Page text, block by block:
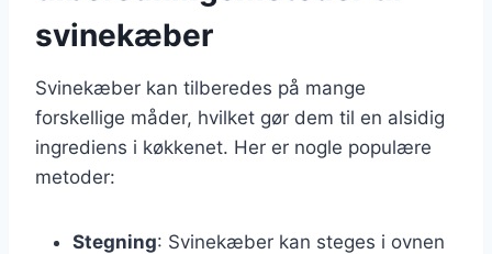
svinekæber
Svinekæber kan tilberedes på mange
forskellige måder, hvilket gør dem til en alsidig
ingrediens i køkkenet. Her er nogle populære
metoder:
Stegning: Svinekæber kan steges i ovnen